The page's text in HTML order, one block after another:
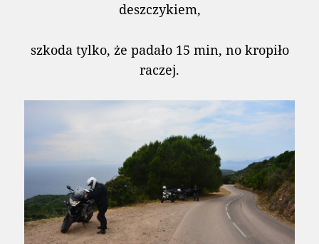
deszczykiem,
szkoda tylko, że padało 15 min, no kropiło
raczej.